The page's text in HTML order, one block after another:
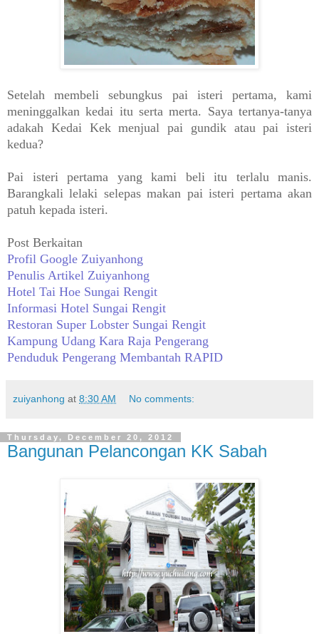
Setelah membeli sebungkus pai isteri pertama, kami
meninggalkan kedai itu serta merta. Saya tertanya-tanya
adakah Kedai Kek menjual pai gundik atau pai isteri
kedua?
Pai isteri pertama yang kami beli itu terlalu manis.
Barangkali lelaki selepas makan pai isteri pertama akan
patuh kepada isteri.
Post Berkaitan
Profil Google Zuiyanhong
Penulis Artikel Zuiyanhong
Hotel Tai Hoe Sungai Rengit
Informasi Hotel Sungai Rengit
Restoran Super Lobster Sungai Rengit
Kampung Udang Kara Raja Pengerang
Penduduk Pengerang Membantah RAPID
zuiyanhong at 8:30 AM No comments:
Thursday, December 20, 2012
Bangunan Pelancongan KK Sabah